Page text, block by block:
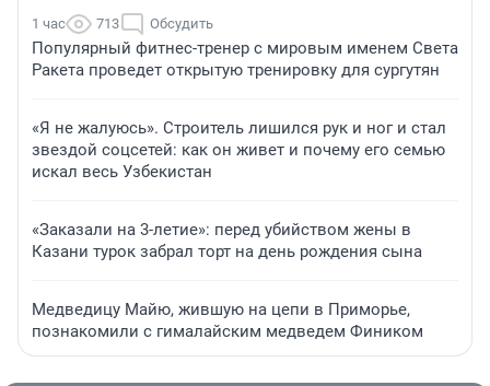
1 час 713 Обсудить
Популярный фитнес-тренер с мировым именем Света
Ракета проведет открытую тренировку для сургутян
«Я не жалуюсь». Строитель лишился рук и ног и стал
звездой соцсетей: как он живет и почему его семью
искал весь Узбекистан
«Заказали на 3-летие»: перед убийством жены в
Казани турок забрал торт на день рождения сына
Медведицу Майю, жившую на цепи в Приморье,
познакомили с гималайским медведем Фиником